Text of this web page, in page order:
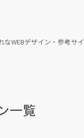
なWEBデザイン・参考サ
一覧